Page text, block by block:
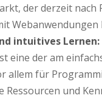
der derzeit nach
Webanwendungen
intuitives Lernen:
eine der am
allem für
Ressourcen und